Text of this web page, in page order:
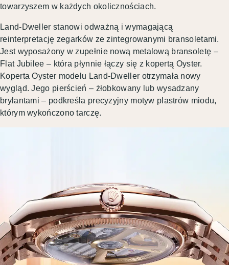
towarzyszem w każdych okolicznościach.
Land-Dweller stanowi odważną i wymagającą
reinterpretację zegarków ze zintegrowanymi bransoletami.
Jest wyposażony w zupełnie nową metalową bransoletę –
Flat Jubilee – która płynnie łączy się z kopertą Oyster.
Koperta Oyster modelu Land-Dweller otrzymała nowy
wygląd. Jego pierścień – żłobkowany lub wysadzany
brylantami – podkreśla precyzyjny motyw plastrów miodu,
którym wykończono tarczę.